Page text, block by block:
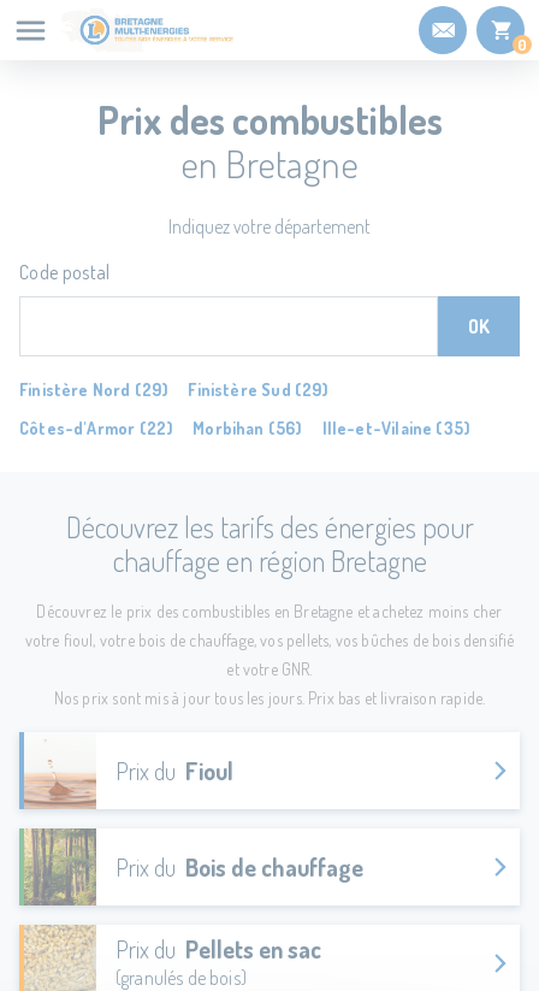
0
Prix des combustibles
en Bretagne
Indiquez votre département
Code postal
OK
Finistère Nord (29)
Finistère Sud (29)
Côtes-d'Armor (22)
Morbihan (56) Ille-et-Vilaine (35)
Découvrez les tarifs des énergies pour
chauffage en région Bretagne
Découvrez le prix des combustibles en Bretagne et achetez moins cher
votre fioul, votre bois de chauffage, vos pellets, vos bûches de bois densifié
et votre GNR.
Nos prix sont mis à jour tous les jours. Prix bas et livraison rapide.
Prix du Fioul
Prix du Bois de chauffage
Prix du Pellets en sac
(granulés de bois)